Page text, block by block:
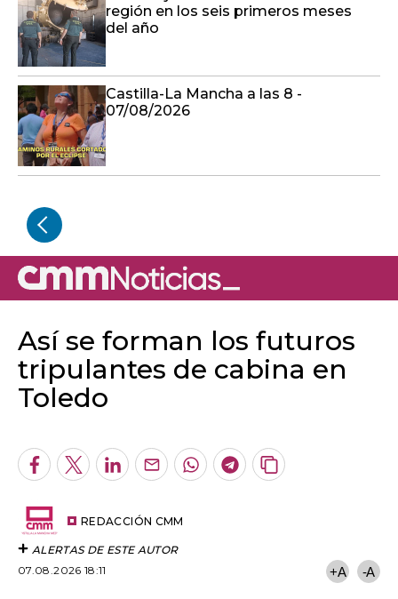
región en los seis primeros meses
del año
Castilla-La Mancha a las 8 -
07/08/2026
Así se forman los futuros
tripulantes de cabina en
Toledo
Facebook
TwitterLinkedInEnviarWhatsapp
Telegram
Copiar
REDACCIÓN CMM
ALERTAS DE ESTE AUTOR
07.08.2026 18:11
+A -A